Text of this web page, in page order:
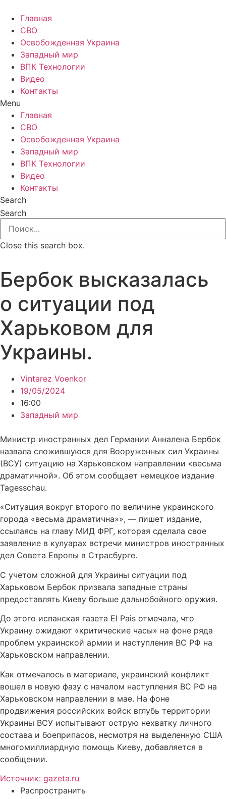
Главная
СВО
Освобожденная Украина
Западный мир
ВПК Технологии
Видео
Контакты
Menu
Главная
СВО
Освобожденная Украина
Западный мир
ВПК Технологии
Видео
Контакты
Search
Search
Close this search box.
Бербок высказалась
о ситуации под
Харьковом для
Украины.
Vintarez Voenkor
19/05/2024
16:00
Западный мир
Министр иностранных дел Германии Анналена Бербок
назвала сложившуюся для Вооруженных сил Украины
(ВСУ) ситуацию на Харьковском направлении «весьма
драматичной». Об этом сообщает немецкое издание
Tagesschau.
«Ситуация вокруг второго по величине украинского
города «весьма драматична»», — пишет издание,
ссылаясь на главу МИД ФРГ, которая сделала свое
заявление в кулуарах встречи министров иностранных
дел Совета Европы в Страсбурге.
С учетом сложной для Украины ситуации под
Харьковом Бербок призвала западные страны
предоставлять Киеву больше дальнобойного оружия.
До этого испанская газета El Pais отмечала, что
Украину ожидают «критические часы» на фоне ряда
проблем украинской армии и наступления ВС РФ на
Харьковском направлении.
Как отмечалось в материале, украинский конфликт
вошел в новую фазу с началом наступления ВС РФ на
Харьковском направлении в мае. На фоне
продвижения российских войск вглубь территории
Украины ВСУ испытывают острую нехватку личного
состава и боеприпасов, несмотря на выделенную США
многомиллиардную помощь Киеву, добавляется в
сообщении.
Источник: gazeta.ru
Распространить